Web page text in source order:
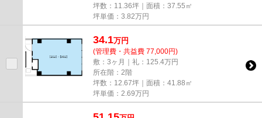
坪数：11.36坪｜面積：37.55㎡
坪単価： 3.82万円
34.1万円
(管理費・共益費 77,000円)
敷：3ヶ月｜礼：125.4万円
所在階：2階
坪数：12.67坪｜面積：41.88㎡
坪単価： 2.69万円